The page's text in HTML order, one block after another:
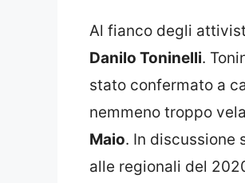
Al fianco degli
Danilo Toninelli.
stato confermato a
nemmeno troppo
Maio. In discussione
alle regionali del